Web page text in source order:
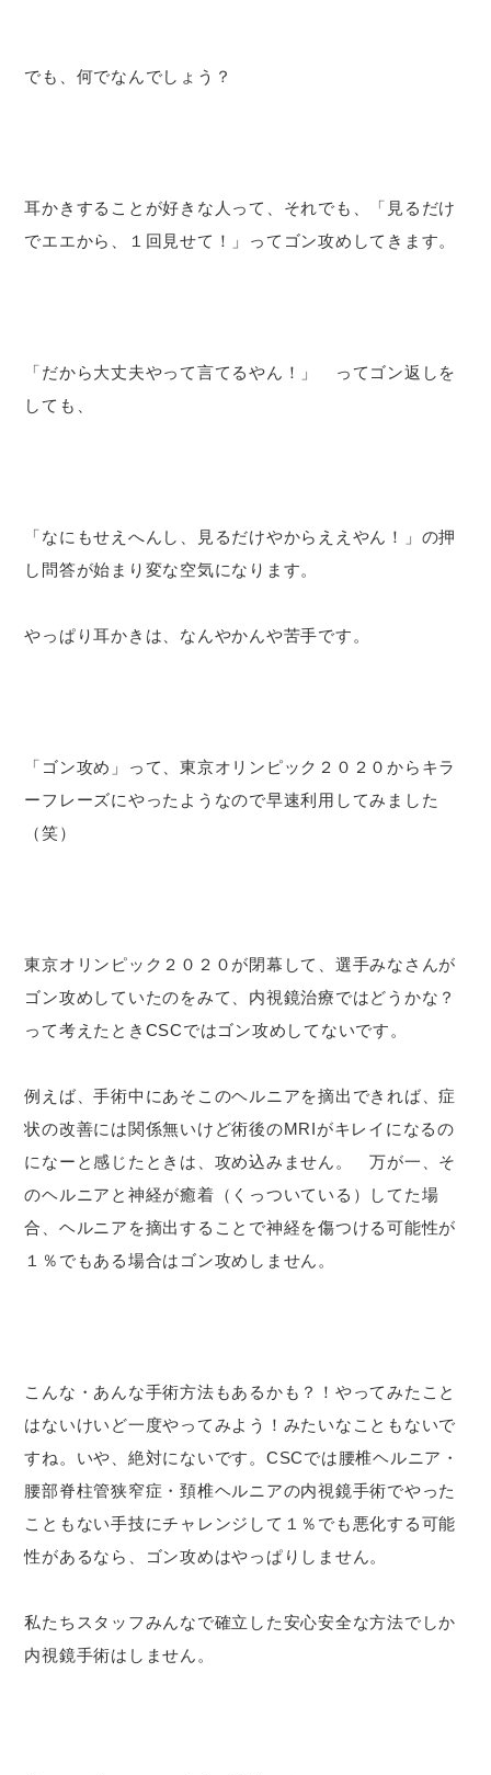
でも、何でなんでしょう？
耳かきすることが好きな人って、それでも、「見るだけ
でエエから、１回見せて！」ってゴン攻めしてきます。
「だから大丈夫やって言てるやん！」 ってゴン返しを
しても、
「なにもせえへんし、見るだけやからええやん！」の押
し問答が始まり変な空気になります。
やっぱり耳かきは、なんやかんや苦手です。
「ゴン攻め」って、東京オリンピック２０２０からキラ
ーフレーズにやったようなので早速利用してみました
（笑）
東京オリンピック２０２０が閉幕して、選手みなさんが
ゴン攻めしていたのをみて、内視鏡治療ではどうかな？
って考えたときCSCではゴン攻めしてないです。
例えば、手術中にあそこのヘルニアを摘出できれば、症
状の改善には関係無いけど術後のMRIがキレイになるの
になーと感じたときは、攻め込みません。 万が一、そ
のヘルニアと神経が癒着（くっついている）してた場
合、ヘルニアを摘出することで神経を傷つける可能性が
１％でもある場合はゴン攻めしません。
こんな・あんな手術方法もあるかも？！やってみたこと
はないけいど一度やってみよう！みたいなこともないで
すね。いや、絶対にないです。CSCでは腰椎ヘルニア・
腰部脊柱管狭窄症・頚椎ヘルニアの内視鏡手術でやった
こともない手技にチャレンジして１％でも悪化する可能
性があるなら、ゴン攻めはやっぱりしません。
私たちスタッフみんなで確立した安心安全な方法でしか
内視鏡手術はしません。